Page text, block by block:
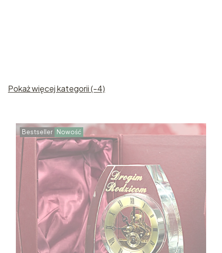
Pokaż więcej kategorii (-4)
Bestseller Nowość